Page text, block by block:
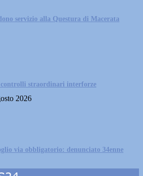
servizio alla Questura di Macerata
straordinari interforze
2026
via obbligatorio: denunciato 34enne